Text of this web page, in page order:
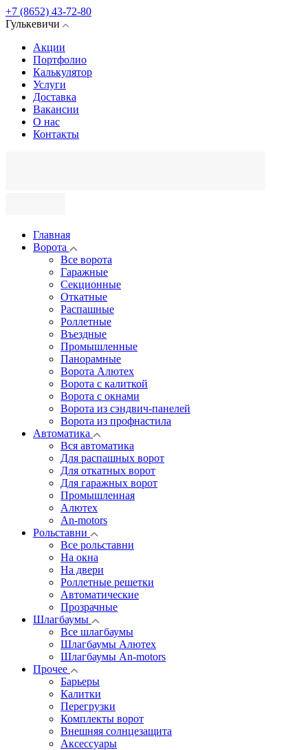
+7 (8652) 43-72-80
Гулькевичи
Акции
Портфолио
Калькулятор
Услуги
Доставка
Вакансии
О нас
Контакты
Главная
Ворота
Все ворота
Гаражные
Секционные
Откатные
Распашные
Роллетные
Въездные
Промышленные
Панорамные
Ворота Алютех
Ворота с калиткой
Ворота c окнами
Ворота из сэндвич-панелей
Ворота из профнастила
Автоматика
Вся автоматика
Для распашных ворот
Для откатных ворот
Для гаражных ворот
Промышленная
Алютех
An-motors
Рольставни
Все рольставни
На окна
На двери
Роллетные решетки
Автоматические
Прозрачные
Шлагбаумы
Все шлагбаумы
Шлагбаумы Алютех
Шлагбаумы An-motors
Прочее
Барьеры
Калитки
Перегрузки
Комплекты ворот
Внешняя солнцезащита
Аксессуары